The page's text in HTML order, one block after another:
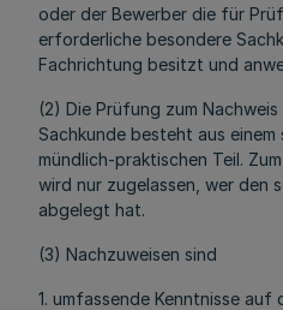
oder der Bewerber die für
erforderliche besondere
Fachrichtung besitzt und
(2) Die Prüfung zum
Sachkunde besteht aus
mündlich-praktischen Teil.
wird nur zugelassen, wer den
abgelegt hat.
(3) Nachzuweisen sind
1. umfassende Kenntnisse auf